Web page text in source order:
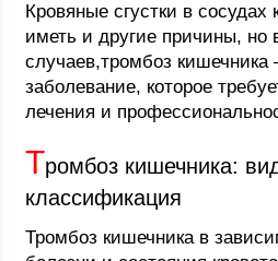
Кровяные сгустки в сосудах
иметь и другие причины,
случаев,тромбоз кишечника
заболевание, которое
лечения и
Тромбоз кишечника:
классификация
Тромбоз кишечника в